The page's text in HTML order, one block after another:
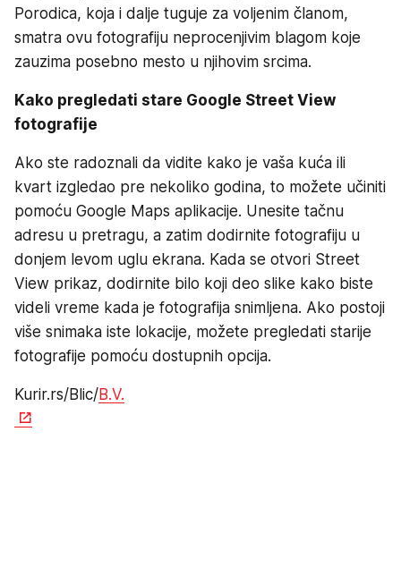
Porodica, koja i dalje tuguje za voljenim članom,
smatra ovu fotografiju neprocenjivim blagom koje
zauzima posebno mesto u njihovim srcima.
Kako pregledati stare Google Street View
fotografije
Ako ste radoznali da vidite kako je vaša kuća ili
kvart izgledao pre nekoliko godina, to možete učiniti
pomoću Google Maps aplikacije. Unesite tačnu
adresu u pretragu, a zatim dodirnite fotografiju u
donjem levom uglu ekrana. Kada se otvori Street
View prikaz, dodirnite bilo koji deo slike kako biste
videli vreme kada je fotografija snimljena. Ako postoji
više snimaka iste lokacije, možete pregledati starije
fotografije pomoću dostupnih opcija.
Kurir.rs/Blic/B.V.